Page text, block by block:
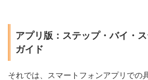
アプリ版：ステップ・バイ・
ガイド
それでは、スマートフォンアプリでの